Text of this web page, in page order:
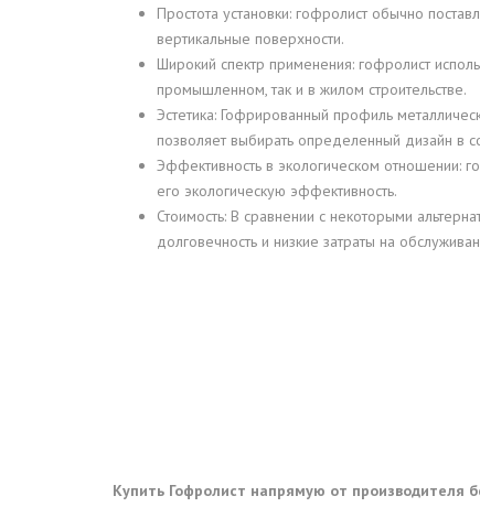
Простота установки: гофролист обычно
вертикальные поверхности.
Широкий спектр применения: гофролист
промышленном, так и в жилом строительстве.
Эстетика: Гофрированный профиль
позволяет выбирать определенный дизайн в
Эффективность в экологическом отношении:
его экологическую эффективность.
Стоимость: В сравнении с некоторыми
долговечность и низкие затраты на
Купить Гофролист напрямую от производителя